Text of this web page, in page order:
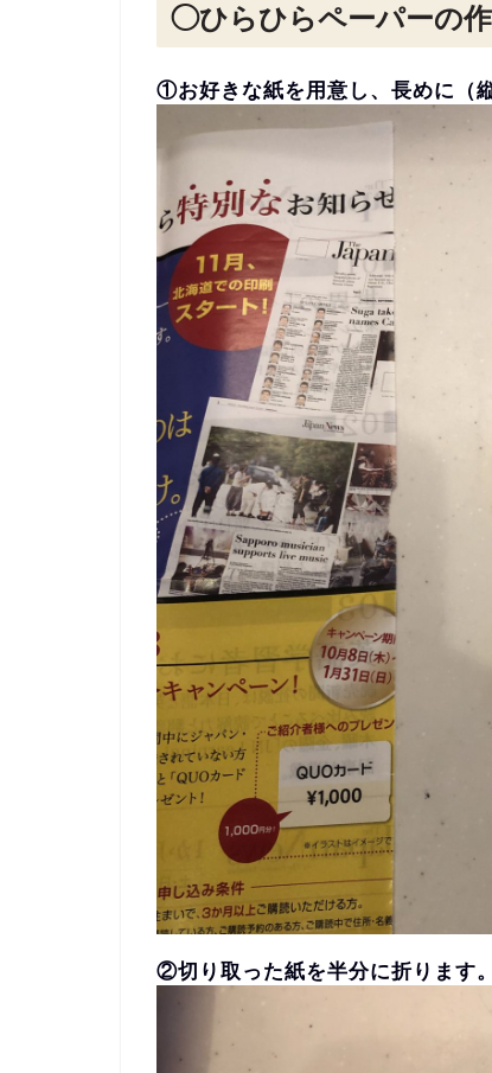
◯ひらひらペーパーの
①お好きな紙を用意し、長めに（
②切り取った紙を半分に折ります。